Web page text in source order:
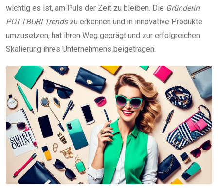
wichtig es ist, am Puls der Zeit zu bleiben. Die Gründerin
POTTBURI Trendszu erkennen und in innovative Produkte
umzusetzen, hat ihren Weg geprägt und zur erfolgreichen
Skalierung ihres Unternehmens beigetragen.